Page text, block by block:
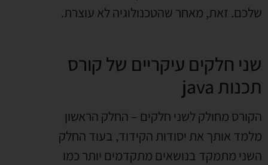
שלכם. זאת, מאחר שהטכנולוגיה לא עוצרת.
שני חלקים עיקריים של קורס
תכנות java
הקורס מחולק לשני חלקים – החלק הראשון
מלמד אותך את יסודות הקידוד, בעוד החלק
השני מתמקד בנושאים מתקדמים יותר כמו